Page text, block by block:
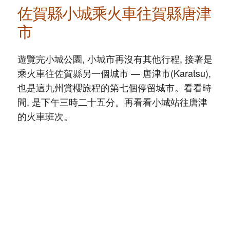
佐賀縣小城乘火車往賀縣唐津
市
遊覽完小城公園, 小城市再沒有其他行程, 接著是
乘火車往佐賀縣另一個城市 — 唐津市(Karatsu),
也是這九州賞櫻旅程的第七個停留城市。看看時
間, 是下午三時二十五分。再看看小城站往唐津
的火車班次。